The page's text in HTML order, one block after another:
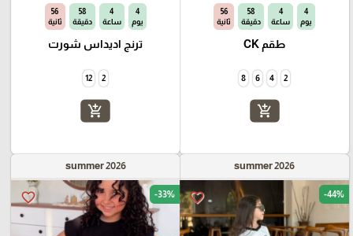
4
يوم
4
ساعة
58
دقيقة
55
ثانية
طقم CK
2
4
6
8
add_shopping_cart
4
يوم
4
ساعة
58
دقيقة
55
ثانية
ترنج اديداس شورت
2
12
add_shopping_cart
summer 2026
favorite_border -44%
summer 2026
favorite_border -33%